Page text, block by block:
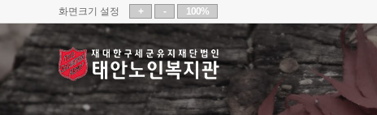
화면크기 설정 + - 100%